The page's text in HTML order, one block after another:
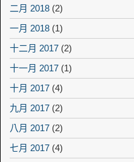
二月 2018 (2)
一月 2018 (1)
十二月 2017 (2)
十一月 2017 (1)
十月 2017 (4)
九月 2017 (2)
八月 2017 (2)
七月 2017 (4)